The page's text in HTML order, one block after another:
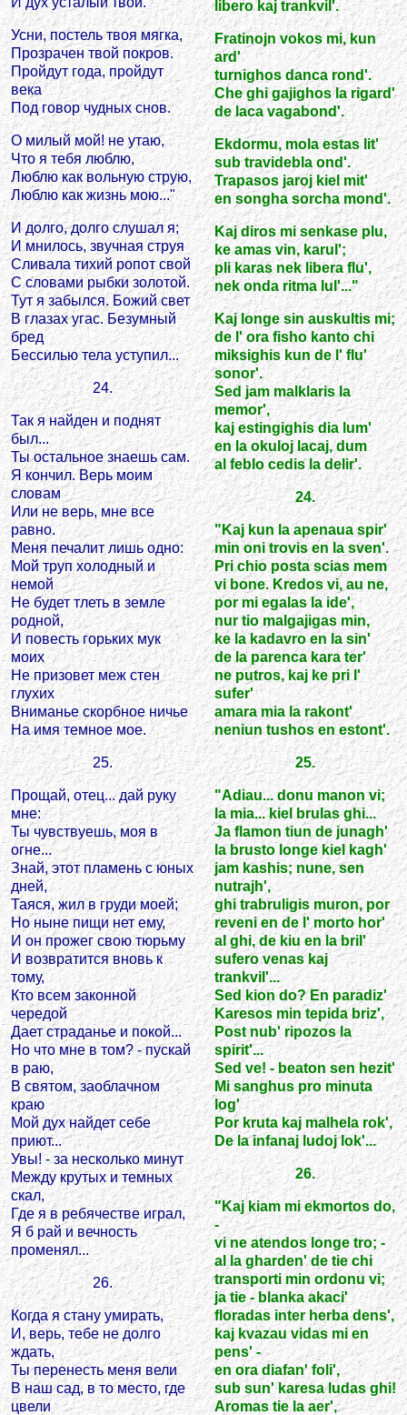
Усни, постель твоя мягка,
Прозрачен твой покров.
Пройдут года, пройдут
века
Под говор чудных снов.
О милый мой! не утаю,
Что я тебя люблю,
Люблю как вольную струю,
Люблю как жизнь мою..."
И долго, долго слушал я;
И мнилось, звучная струя
Сливала тихий ропот свой
С словами рыбки золотой.
Тут я забылся. Божий свет
В глазах угас. Безумный
бред
Бессилью тела уступил...
24.
Так я найден и поднят
был...
Ты остальное знаешь сам.
Я кончил. Верь моим
словам
Или не верь, мне все
равно.
Меня печалит лишь одно:
Мой труп холодный и
немой
Не будет тлеть в земле
родной,
И повесть горьких мук
моих
Не призовет меж стен
глухих
Вниманье скорбное ничье
На имя темное мое.
25.
Прощай, отец... дай руку
мне:
Ты чувствуешь, моя в
огне...
Знай, этот пламень с юных
дней,
Таяся, жил в груди моей;
Но ныне пищи нет ему,
И он прожег свою тюрьму
И возвратится вновь к
тому,
Кто всем законной
чередой
Дает страданье и покой...
Но что мне в том? - пускай
в раю,
В святом, заоблачном
краю
Мой дух найдет себе
приют...
Увы! - за несколько минут
Между крутых и темных
скал,
Где я в ребячестве играл,
Я б рай и вечность
променял...
26.
Когда я стану умирать,
И, верь, тебе не долго
ждать,
Ты перенесть меня вели
В наш сад, в то место, где
цвели
libero kaj trankvil'.
Fratinojn vokos mi, kun
ard'
turnighos danca rond'.
Che ghi gajighos la rigard'
de laca vagabond'.
Ekdormu, mola estas lit'
sub travidebla ond'.
Trapasos jaroj kiel mit'
en songha sorcha mond'.
Kaj diros mi senkase plu,
ke amas vin, karul';
pli karas nek libera flu',
nek onda ritma lul'..."
Kaj longe sin auskultis mi;
de l' ora fisho kanto chi
miksighis kun de l' flu'
sonor'.
Sed jam malklaris la
memor',
kaj estingighis dia lum'
en la okuloj lacaj, dum
al feblo cedis la delir'.
24.
"Kaj kun la apenaua spir'
min oni trovis en la sven'.
Pri chio posta scias mem
vi bone. Kredos vi, au ne,
por mi egalas la ide',
nur tio malgajigas min,
ke la kadavro en la sin'
de la parenca kara ter'
ne putros, kaj ke pri l'
sufer'
amara mia la rakont'
neniun tushos en estont'.
25.
"Adiau... donu manon vi;
la mia... kiel brulas ghi...
Ja flamon tiun de junagh'
la brusto longe kiel kagh'
jam kashis; nune, sen
nutrajh',
ghi trabruligis muron, por
reveni en de l' morto hor'
al ghi, de kiu en la bril'
sufero venas kaj
trankvil'...
Sed kion do? En paradiz'
Karesos min tepida briz',
Post nub' ripozos la
spirit'...
Sed ve! - beaton sen hezit'
Mi sanghus pro minuta
log'
Por kruta kaj malhela rok',
De la infanaj ludoj lok'...
26.
"Kaj kiam mi ekmortos do,
-
vi ne atendos longe tro; -
al la gharden' de tie chi
transporti min ordonu vi;
ja tie - blanka akaci'
floradas inter herba dens',
kaj kvazau vidas mi en
pens' -
en ora diafan' foli',
sub sun' karesa ludas ghi!
Aromas tie la aer',